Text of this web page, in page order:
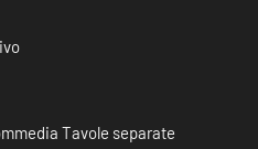
Tavole separate